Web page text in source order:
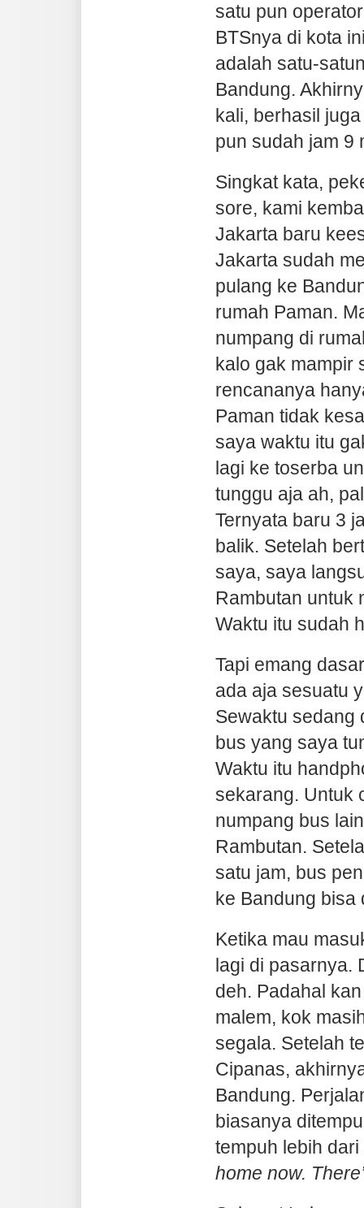
satu pun
BTSnya di kota
adalah satu-
Bandung.
kali, berhasil
pun sudah jam 9
Singkat kata,
sore, kami
Jakarta baru
Jakarta sudah
pulang ke
rumah Paman.
numpang di
kalo gak mampir
rencananya
Paman tidak
saya waktu itu
lagi ke toserba
tunggu aja ah,
Ternyata baru 3
balik. Setelah
saya, saya
Rambutan untuk
Waktu itu sudah
Tapi emang
ada aja sesuatu
Sewaktu sedang
bus yang saya
Waktu itu
sekarang. Untuk
numpang bus
Rambutan.
satu jam, bus
ke Bandung bisa
Ketika mau
lagi di pasarnya.
deh. Padahal
malem, kok
segala. Setelah
Cipanas,
Bandung.
biasanya
tempuh lebih dari
home now.